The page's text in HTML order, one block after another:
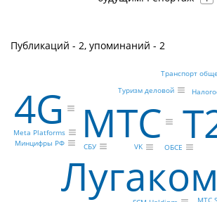
Публикаций - 2, упоминаний - 2
Лугаком
МТС
4G
Минцифры РФ ОБСЕ
СБУ
МТС
VK
Meta Platforms
Туризм деловой
Транспорт